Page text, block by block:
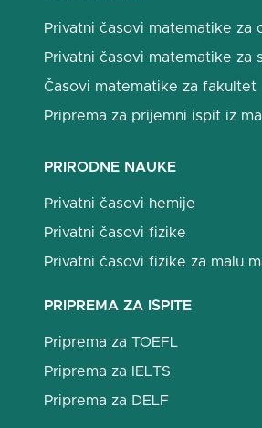
Privatni časovi matematike za
Privatni časovi matematike za
Časovi matematike za fakultet
Priprema za prijemni ispit iz
PRIRODNE NAUKE
Privatni časovi hemije
Privatni časovi fizike
Privatni časovi fizike za malu
PRIPREMA ZA ISPITE
Priprema za TOEFL
Priprema za IELTS
Priprema za DELF